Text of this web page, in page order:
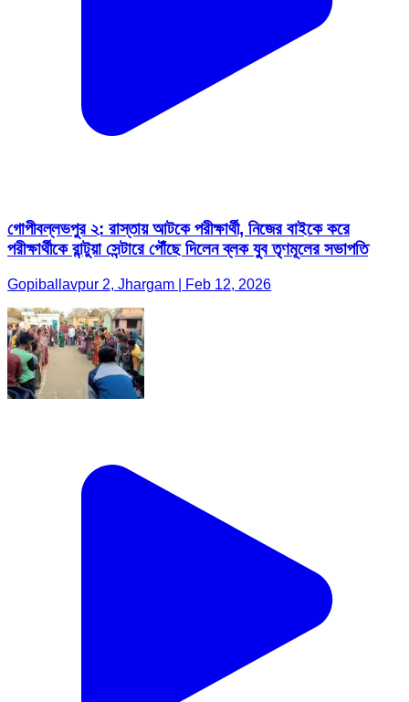
গোপীবল্লভপুর ২: রাস্তায় আটকে পরীক্ষার্থী, নিজের বাইকে করে
পরীক্ষার্থীকে রান্টুয়া সেন্টারে পৌঁছে দিলেন ব্লক যুব তৃণমূলের সভাপতি
Gopiballavpur 2, Jhargam | Feb 12, 2026